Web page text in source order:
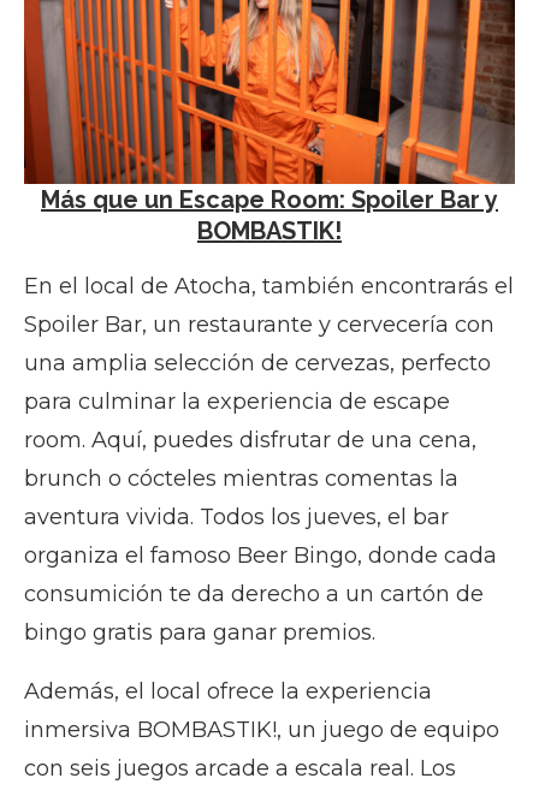
Más que un Escape Room: Spoiler Bar y
BOMBASTIK!
En el local de Atocha, también encontrarás el
Spoiler Bar, un restaurante y cervecería con
una amplia selección de cervezas, perfecto
para culminar la experiencia de escape
room. Aquí, puedes disfrutar de una cena,
brunch o cócteles mientras comentas la
aventura vivida. Todos los jueves, el bar
organiza el famoso Beer Bingo, donde cada
consumición te da derecho a un cartón de
bingo gratis para ganar premios.
Además, el local ofrece la experiencia
inmersiva BOMBASTIK!, un juego de equipo
con seis juegos arcade a escala real. Los